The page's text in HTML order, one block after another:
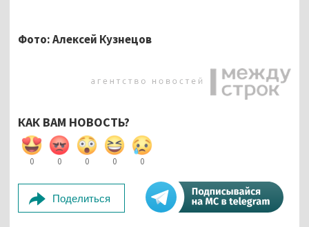
Фото: Алексей Кузнецов
КАК ВАМ НОВОСТЬ?
0 0 0 0 0
Поделиться